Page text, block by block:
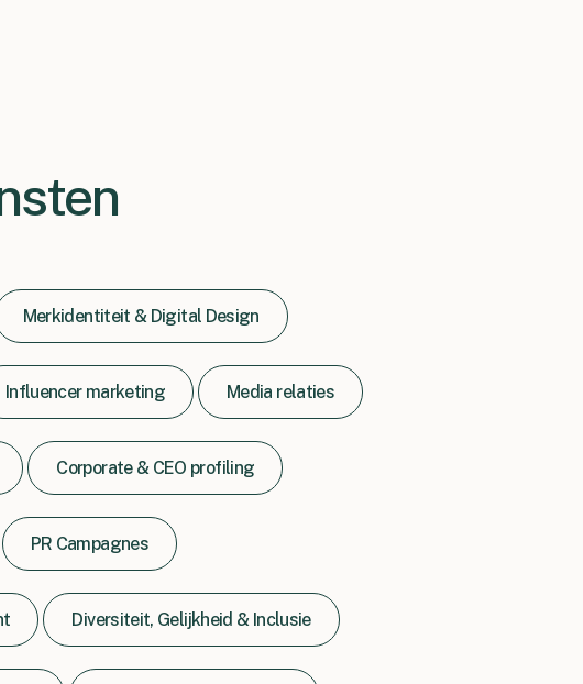
Merkidentiteit & Digital Design
Influencer marketing Media relaties
Corporate & CEO profiling
PR Campagnes
Diversiteit, Gelijkheid & Inclusie